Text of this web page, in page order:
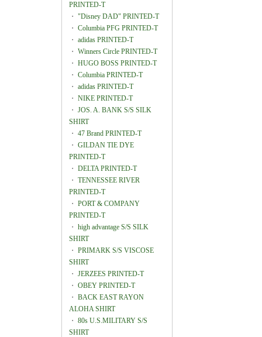
PRINTED-T
・ "Disney DAD" PRINTED-T
・ Columbia PFG PRINTED-T
・ adidas PRINTED-T
・ Winners Circle PRINTED-T
・ HUGO BOSS PRINTED-T
・ Columbia PRINTED-T
・ adidas PRINTED-T
・ NIKE PRINTED-T
・ JOS. A. BANK S/S SILK
SHIRT
・ 47 Brand PRINTED-T
・ GILDAN TIE DYE
PRINTED-T
・ DELTA PRINTED-T
・ TENNESSEE RIVER
PRINTED-T
・ PORT & COMPANY
PRINTED-T
・ high advantage S/S SILK
SHIRT
・ PRIMARK S/S VISCOSE
SHIRT
・ JERZEES PRINTED-T
・ OBEY PRINTED-T
・ BACK EAST RAYON
ALOHA SHIRT
・ 80s U.S.MILITARY S/S
SHIRT